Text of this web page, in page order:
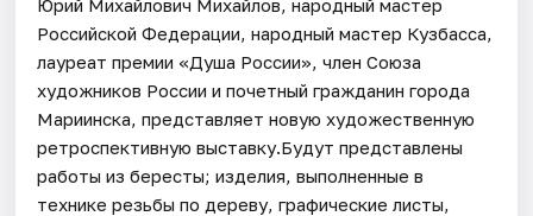
Юрий Михайлович Михайлов, народный мастер
Российской Федерации, народный мастер Кузбасса,
лауреат премии «Душа России», член Союза
художников России и почетный гражданин города
Мариинска, представляет новую художественную
ретроспективную выставку.Будут представлены
работы из бересты; изделия, выполненные в
технике резьбы по дереву, графические листы,